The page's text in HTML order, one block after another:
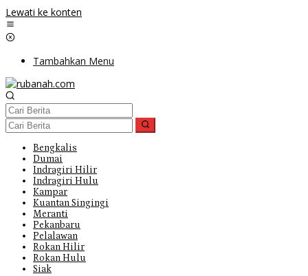
Lewati ke konten
Tambahkan Menu
Bengkalis
Dumai
Indragiri Hilir
Indragiri Hulu
Kampar
Kuantan Singingi
Meranti
Pekanbaru
Pelalawan
Rokan Hilir
Rokan Hulu
Siak